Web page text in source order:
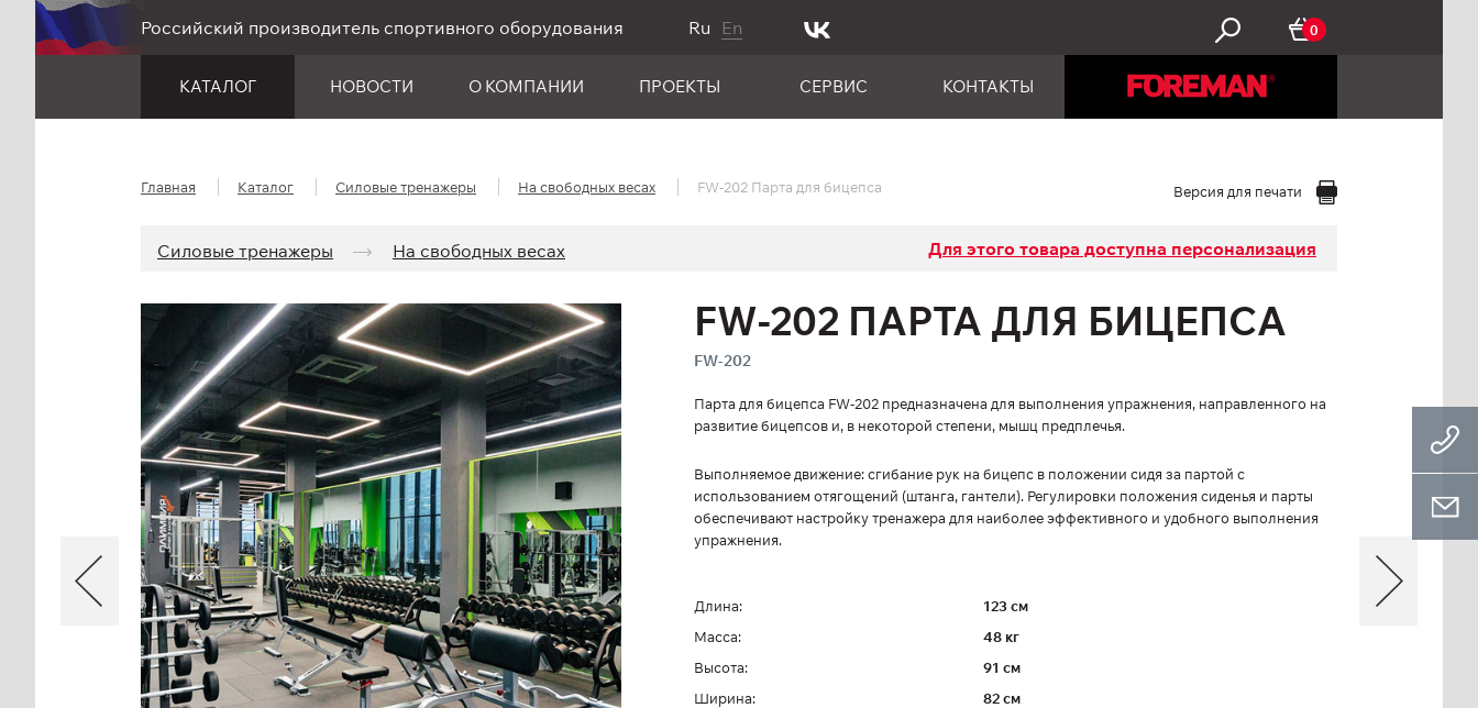
Российский производитель спортивного оборудования Ru En 0
КАТАЛОГ НОВОСТИ О КОМПАНИИ ПРОЕКТЫ СЕРВИС КОНТАКТЫ
Главная Каталог Силовые тренажеры На свободных весах FW-202 Парта для бицепса Версия для печати
Силовые тренажеры На свободных весах Для этого товара доступна персонализация
FW-202 ПАРТА ДЛЯ БИЦЕПСА
FW-202
Парта для бицепса FW-202 предназначена для выполнения упражнения, направленного на
развитие бицепсов и, в некоторой степени, мышц предплечья.
Выполняемое движение: сгибание рук на бицепс в положении сидя за партой с
использованием отягощений (штанга, гантели). Регулировки положения сиденья и парты
обеспечивают настройку тренажера для наиболее эффективного и удобного выполнения
упражнения.
Длина:
123 см
Масса:
48 кг
Высота:
91 см
Ширина:
82 см